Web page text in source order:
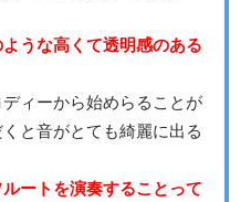
うな高くて透明感のある
ィーから始めらることが
と音がとても綺麗に出る
ルートを演奏することって